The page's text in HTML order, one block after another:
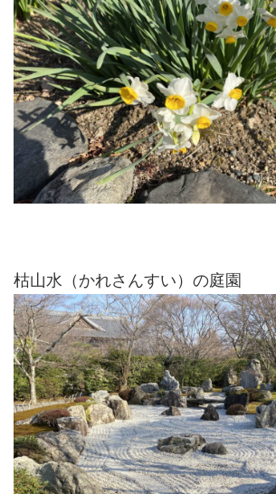
枯山水（かれさんすい）の庭園